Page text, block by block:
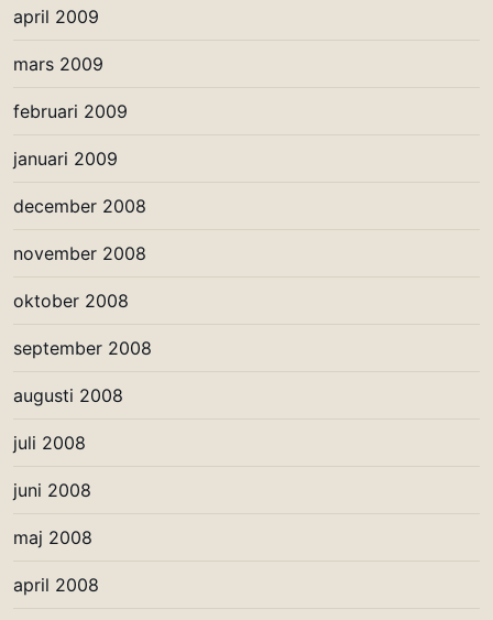
april 2009
mars 2009
februari 2009
januari 2009
december 2008
november 2008
oktober 2008
september 2008
augusti 2008
juli 2008
juni 2008
maj 2008
april 2008